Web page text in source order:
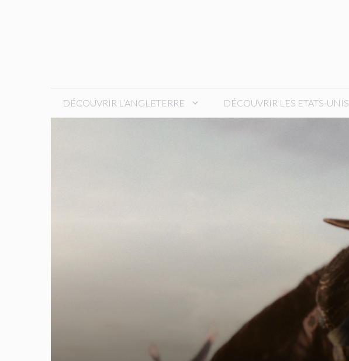
DÉCOUVRIR L’ANGLETERRE DÉCOUVRIR LES ETATS-UNIS